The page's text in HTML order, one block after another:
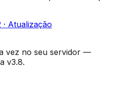
· Atualização
vez no seu servidor —
v3.8.